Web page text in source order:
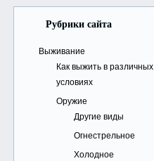
Рубрики сайта
Выживание
Как выжить в различных
условиях
Оружие
Другие виды
Огнестрельное
Холодное